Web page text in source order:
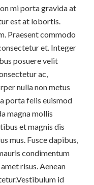
mi porta gravida at
est at lobortis.
Praesent commodo
et. Integer
posuere velit
ac,
nulla non metus
porta felis euismod
magna mollis
et magnis dis
mus. Fusce dapibus,
condimentum
risus. Aenean
id